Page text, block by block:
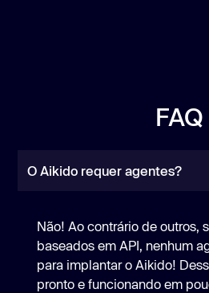
FAQ
O Aikido requer agentes?
Não! Ao contrário de outros,
baseados em API, nenhum
para implantar o Aikido!
pronto e funcionando em